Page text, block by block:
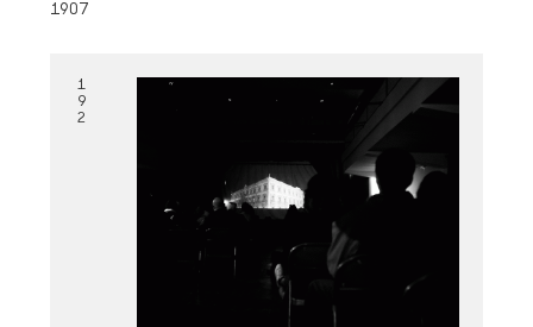
1907
1
9
2